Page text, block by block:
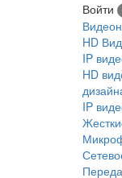
Войти
HD
IP
HD
IP